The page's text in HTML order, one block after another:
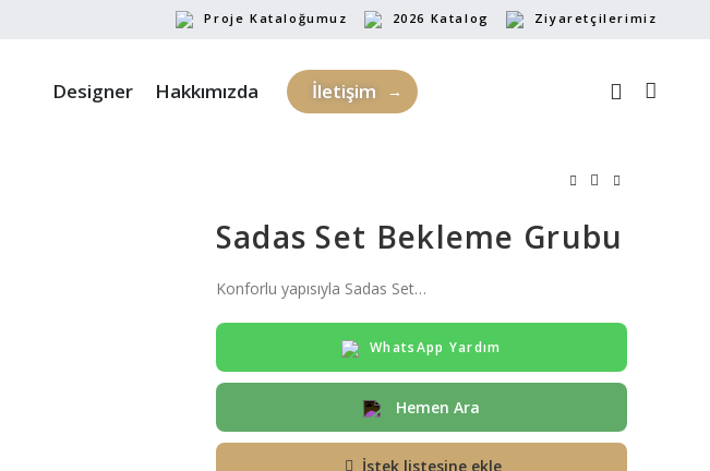
Proje Kataloğumuz 2026 Katalog Ziyaretçilerimiz
Designer Hakkımızda İletişim
Sadas Set Bekleme Grubu
Konforlu yapısıyla Sadas Set…
WhatsApp Yardım
Hemen Ara
İstek listesine ekle